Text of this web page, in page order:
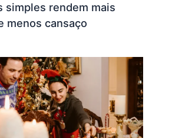
simples rendem mais
menos cansaço